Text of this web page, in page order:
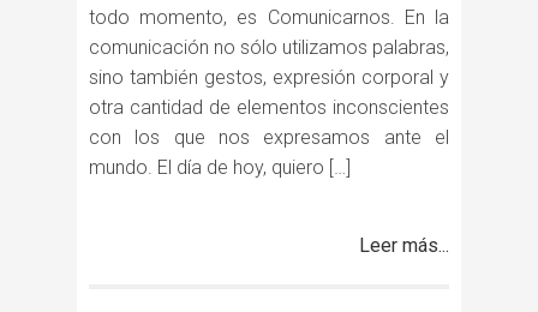
todo momento, es Comunicarnos. En la
comunicación no sólo utilizamos palabras,
sino también gestos, expresión corporal y
otra cantidad de elementos inconscientes
con los que nos expresamos ante el
mundo. El día de hoy, quiero […]
Leer más...